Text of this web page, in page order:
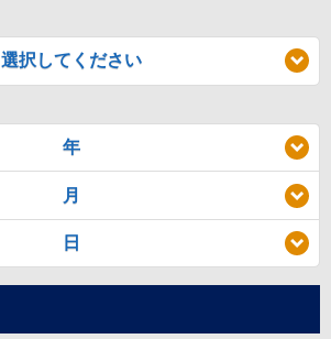
選択してください
年
月
日